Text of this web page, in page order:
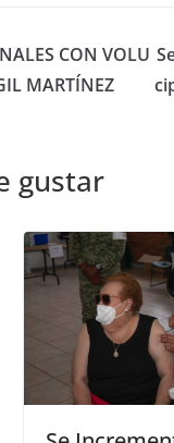
CON VOLU
MARTÍNEZ
gustar